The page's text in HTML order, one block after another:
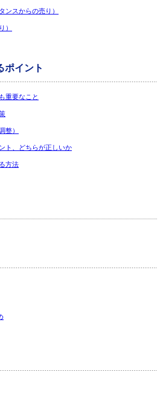
ンスからの売り）
）
ポイント
重要なこと
整）
ト、どちらが正しいか
方法